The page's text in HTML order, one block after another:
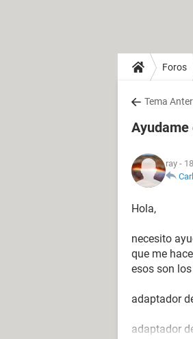
Foros
Tema
ray -
Hola,
necesito
que me
esos son
adaptador
adaptador